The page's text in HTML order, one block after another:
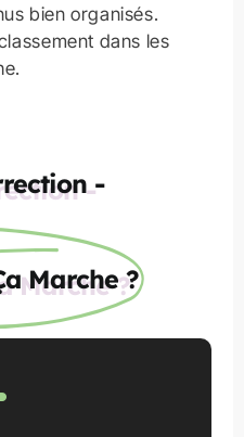
bien organisés.
dans les
-
Marche ?